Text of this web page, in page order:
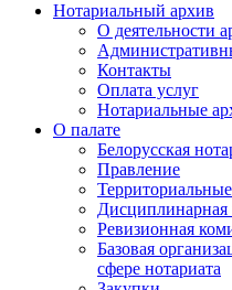
Нотариальный архив
О деятельности
Контакты
Оплата услуг
Нотариальные
О палате
Белорусская
Правление
Дисциплинарная
Ревизионная
Базовая
сфере нотариата